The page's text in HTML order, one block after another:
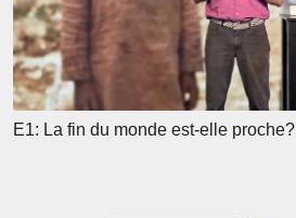
E1: La fin du monde est‑elle proche?